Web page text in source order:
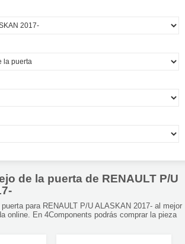
de la puerta de RENAULT P/U
para RENAULT P/U ALASKAN 2017- al mejor
online. En 4Components podrás comprar la pieza